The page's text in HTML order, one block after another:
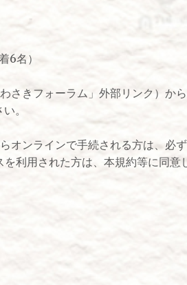
6名）
さきフォーラム」外部リンク）か
。
オンラインで手続される方は、必
利用された方は、本規約等に同意